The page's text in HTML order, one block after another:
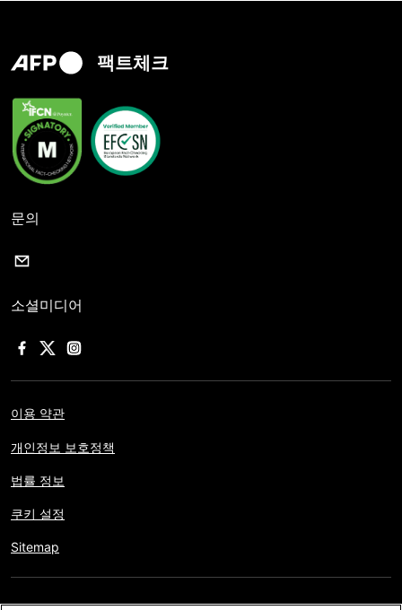
팩트체크
문의
소셜미디어
이용 약관
개인정보 보호정책
법률 정보
쿠키 설정
Sitemap